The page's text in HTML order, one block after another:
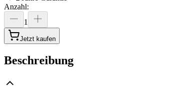
Anzahl:
1
Jetzt kaufen
Beschreibung